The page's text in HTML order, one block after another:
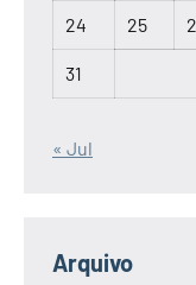
24 25
31
« Jul
Arquivo